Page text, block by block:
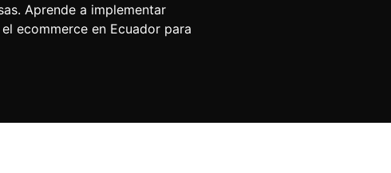
Aprende a implementar
ecommerce en Ecuador para